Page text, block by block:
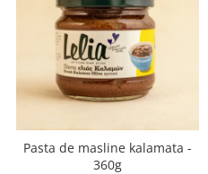
Pasta de masline kalamata -
360g